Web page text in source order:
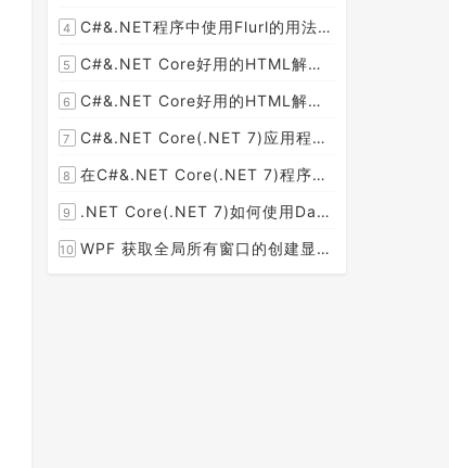
4
C#&.NET程序中使用Flurl的用法与问题汇总(非常详细)
5
C#&.NET Core好用的HTML解析器推荐之HtmlAgilityPack篇
6
C#&.NET Core好用的HTML解析器推荐之AngleSharp篇
7
C#&.NET Core(.NET 7)应用程序开发中如何解析html元素，有哪些类库或组件呢？
8
在C#&.NET Core(.NET 7)程序开发中使用Npgsql,Dapper,EF Core等不同方式连接和操作PostgreSQL数据库示例教程(推荐阅读)
9
.NET Core(.NET 7)如何使用Dapper连接PostgreSQL数据库并实现CRUD(新增，查询，修改，删除)的超详细入门示例教程
10 WPF 获取全局所有窗口的创建显示事件 监控窗口打开
[2023-01-19]